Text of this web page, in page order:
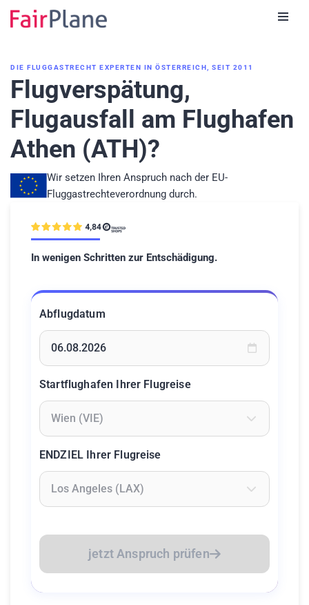
DIE FLUGGASTRECHT EXPERTEN IN ÖSTERREICH, SEIT 2011
Flugverspätung,
Flugausfall am Flughafen
Athen (ATH)?
Wir setzen Ihren Anspruch nach der EU-
Fluggastrechteverordnung durch.
In wenigen Schritten zur Entschädigung.
Abflugdatum
Startflughafen Ihrer Flugreise
ENDZIEL Ihrer Flugreise
jetzt Anspruch prüfen